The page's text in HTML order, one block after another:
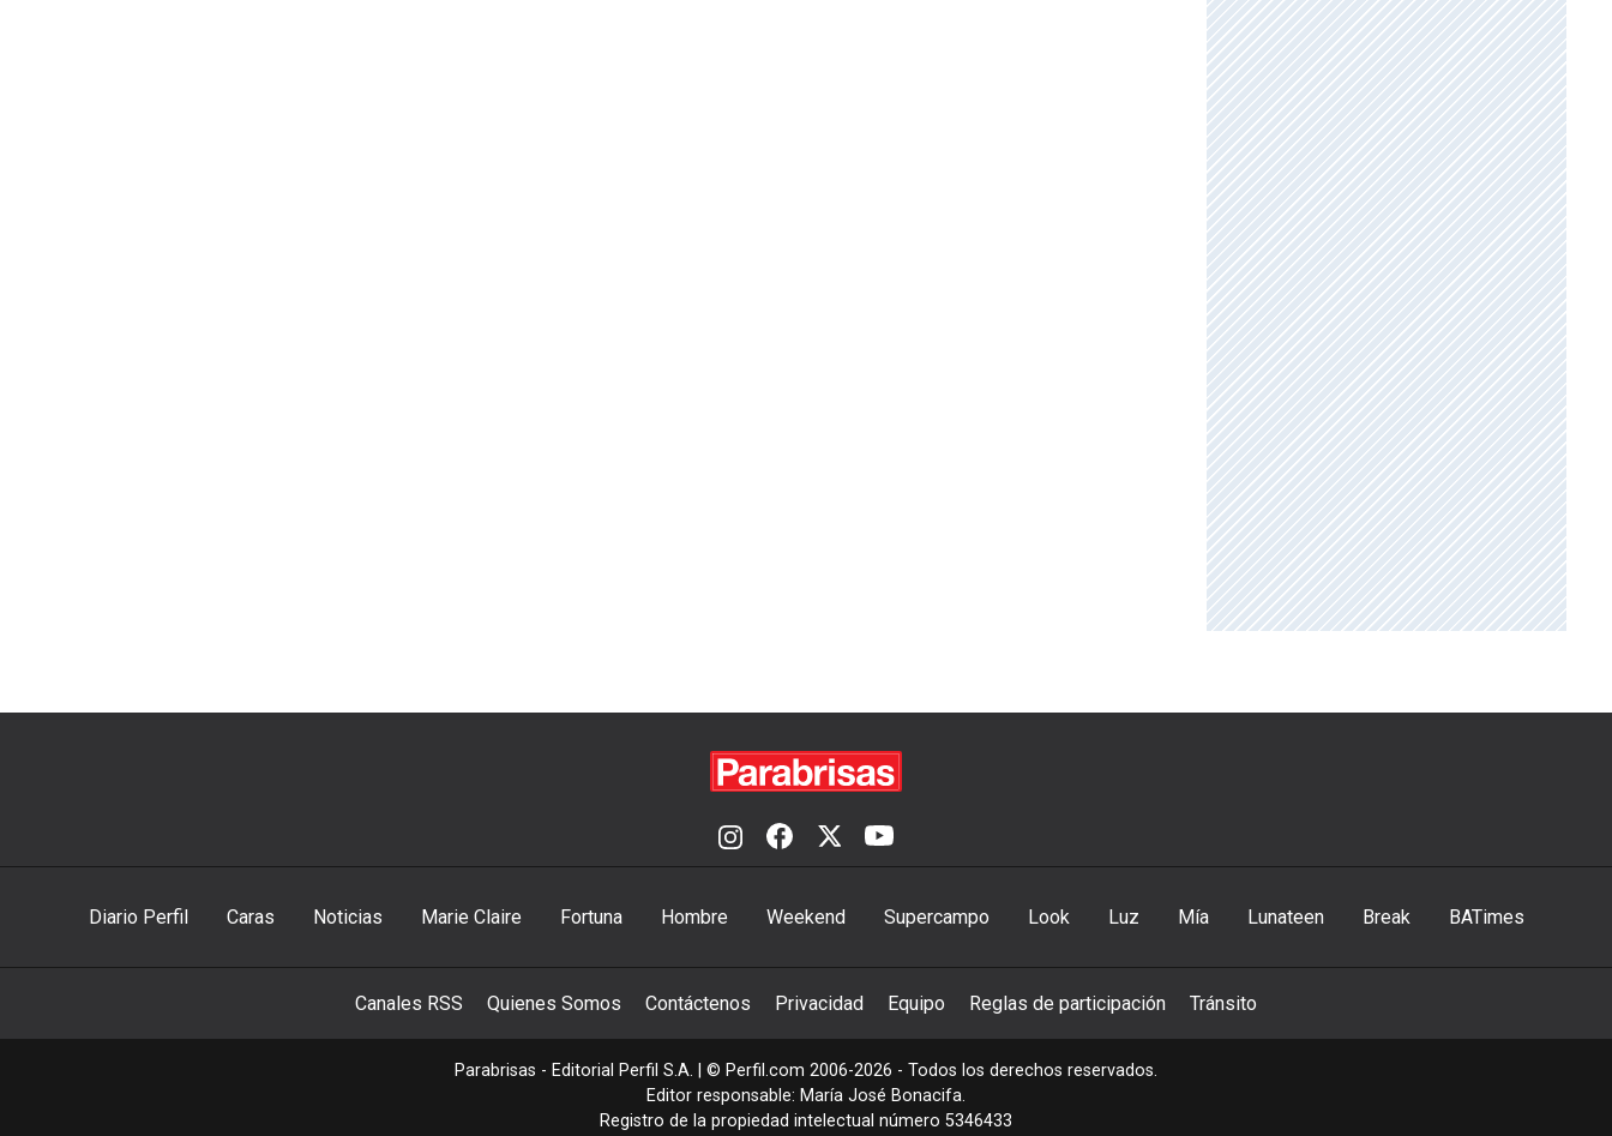
Diario Perfil Caras Noticias Marie Claire Fortuna Hombre Weekend Supercampo Look Luz Mía Lunateen Break BATimes
Canales RSS Quienes Somos Contáctenos Privacidad Equipo Reglas de participación Tránsito
Parabrisas - Editorial Perfil S.A. | © Perfil.com 2006-2026 - Todos los derechos reservados.
Editor responsable: María José Bonacifa.
Registro de la propiedad intelectual número 5346433